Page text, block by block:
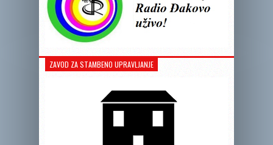
ZAVOD ZA STAMBENO UPRAVLJANJE